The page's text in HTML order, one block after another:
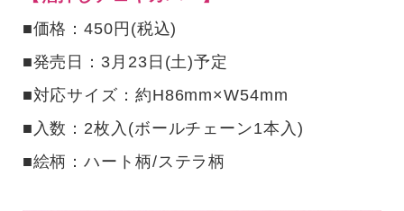
■価格：450円(税込)
■発売日：3月23日(土)予定
■対応サイズ：約H86mm×W54mm
■入数：2枚入(ボールチェーン1本入)
■絵柄：ハート柄/ステラ柄